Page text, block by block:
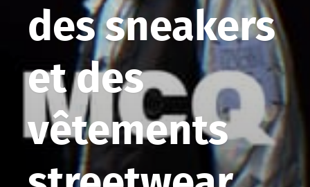
des sneakers
et des
vêtements